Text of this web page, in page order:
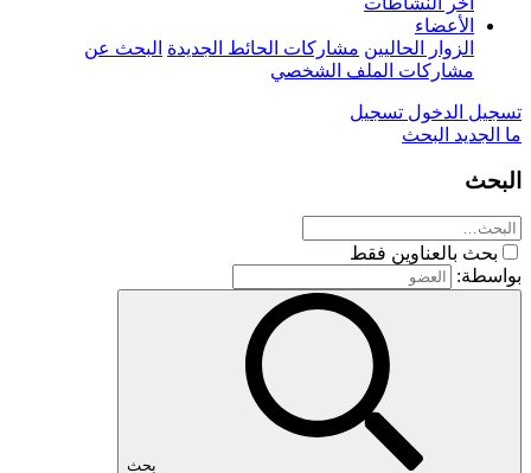
الأعضاء
الزوار الحاليين مشاركات الحائط الجديدة البحث عن
مشاركات الملف الشخصي
تسجيل الدخول تسجيل
ما الجديد البحث
البحث
بحث بالعناوين فقط
بواسطة:
بحث